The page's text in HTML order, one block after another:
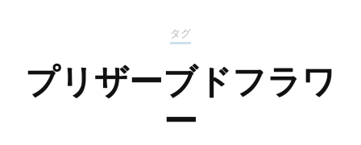
タグ
プリザーブドフラワ
ー